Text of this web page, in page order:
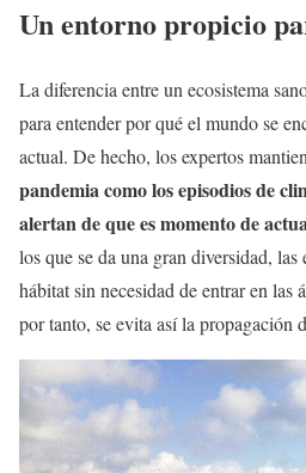
Un entorno propicio
La diferencia entre un ecosistema
para entender por qué el mundo se
actual. De hecho, los expertos
pandemia como los episodios de
alertan de que es momento de
los que se da una gran diversidad, las
hábitat sin necesidad de entrar en las
por tanto, se evita así la propagación